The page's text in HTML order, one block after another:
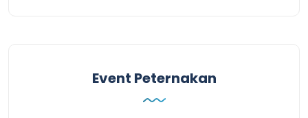
Event Peternakan